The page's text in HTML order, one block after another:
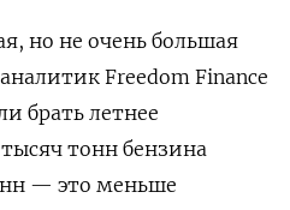
но не очень большая
Freedom Finance
брать летнее
тонн бензина
— это меньше